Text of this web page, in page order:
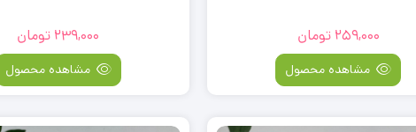
259,000 تومان
مشاهده محصول
239,000 تومان
مشاهده محصول